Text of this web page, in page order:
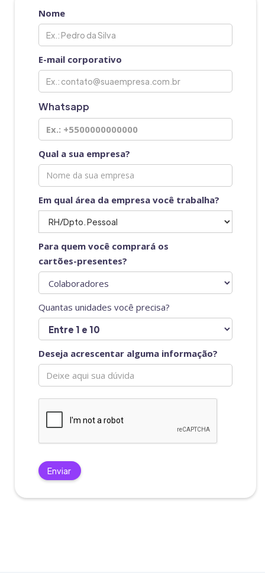
Nome
E-mail corporativo
Whatsapp
Qual a sua empresa?
Em qual área da empresa você trabalha?
Para quem você comprará os
cartões-presentes?
Quantas unidades você precisa?
Deseja acrescentar alguma informação?